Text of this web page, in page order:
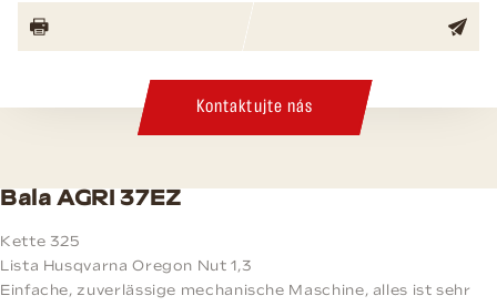
Kontaktujte nás
Bala AGRI 37EZ
Kette 325
Lista Husqvarna Oregon Nut 1,3
Einfache, zuverlässige mechanische Maschine, alles ist sehr